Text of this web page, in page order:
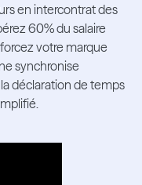
en intercontrat des
60% du salaire
votre marque
synchronise
déclaration de temps